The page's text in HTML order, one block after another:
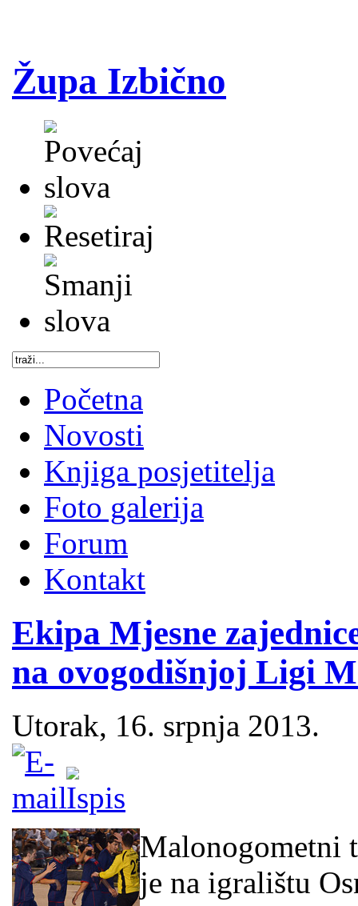
Župa Izbično
Početna
Novosti
Knjiga posjetitelja
Foto galerija
Forum
Kontakt
Ekipa Mjesne
na ovogodišnjoj Ligi
Utorak, 16. srpnja 2013.
Malonogometni
je na igralištu